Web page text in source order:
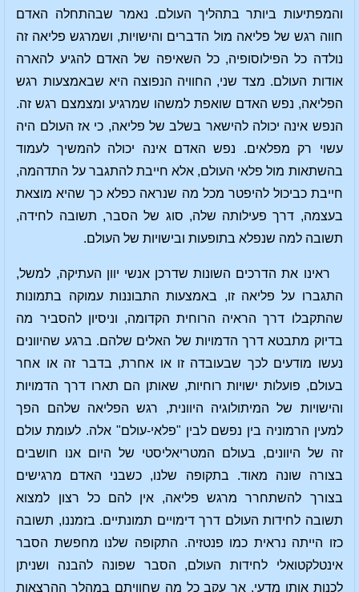
והמפתיעות ביותר בתהליך העולם. נאמר שבהתחלה האדם
חווה רגש של פליאה מול הדברים והישויות, ושמרגש פליאה זה
נולדה כל הפילוסופיה, כל השאיפה של האדם להגיע להארה
אודות העולם. מצד שני, החוויה הנפוצה היא שבאמצעות רגש
הפליאה, נפש האדם שואפת למשהו שמרגיע ומצמצם רגש זה.
הנפש אינה יכולה להישאר בשלב של פליאה, כי אז העולם היה
עשוי רק מפלאים. נפש האדם אינה יכולה להמשיך לעמוד
בהשתאות מול פלאי העולם, אלא חייבת להתגבר על התדהמה,
חייבת כביכול להיפטר מכל מה שנראה כפלא כך שהיא מוצאת
בעצמה, דרך פעילותה שלה, סוג של הסבר, תשובה לחידה,
תשובה למה שנפלא בתופעות ובישויות של העולם.
ראינו את הדרכים השונות שדרכן אנשי יוון העתיקה, למשל,
התגברו על פליאה זו, באמצעות התבוננות עמוקה בתמונות
שהתקבלו דרך הראיה הרוחית הקדומה, וניסיון להסביר מה
בדיוק מתבטא דרך הדמויות של האלים שלהם. ברגע שהיוונים
נעשו מודעים לכך שבעובדה זו או אחרת, בדבר זה או אחר
בעולם, פועלות ישויות רוחיות, שאותן הם תארו דרך הדמויות
והישויות של המיתולוגיה היוונית, רגש הפליאה שלהם הפך
למעין הרמוניה בין נפשם לבין "פלאי-עולם" אלה. לעומת עולם
זה של היוונים, בעולם המטריאליסטי של היום אנו חושבים
בצורה שונה מאוד. בתקופה שלנו, כשבני האדם מרגישים
בצורך להשתחרר מרגש פליאה, אין להם כל רצון למצוא
תשובה לחידות העולם דרך דימויים תמונתיים. בזמננו, תשובה
כזו הייתה נראית כמו פנטזיה. התקופה שלנו מחפשת הסבר
אינטלקטואלי לחידות העולם, הסבר שפונה להבנה ושניתן
לכנות אותו מדעי. אך עקב כל מה שחוויתם במהלך ההרצאות